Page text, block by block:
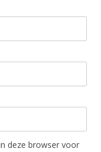
deze browser voor